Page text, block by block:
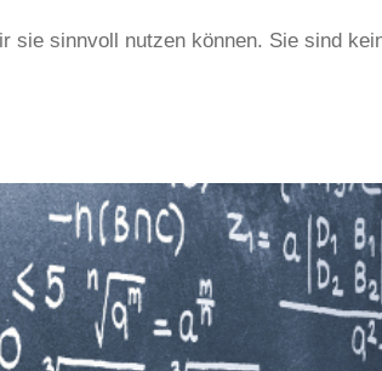
sinnvoll nutzen können. Sie sind